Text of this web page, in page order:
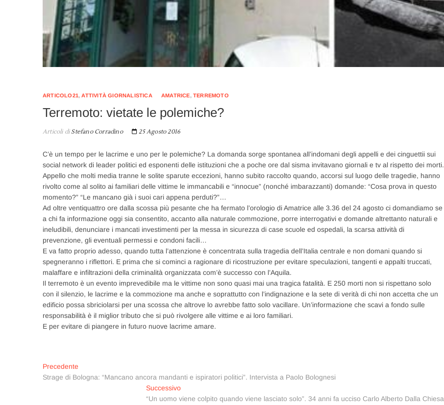
ARTICOLO21,ATTIVITÀ GIORNALISTICA AMATRICE,TERREMOTO
Terremoto: vietate le polemiche?
Articoli diStefano Corradino 25 Agosto 2016
C’è un tempo per le lacrime e uno per le polemiche? La domanda sorge spontanea all’indomani degli appelli e dei cinguettii sui
social network di leader politici ed esponenti delle istituzioni che a poche ore dal sisma invitavano giornali e tv al rispetto dei morti.
Appello che molti media tranne le solite sparute eccezioni, hanno subito raccolto quando, accorsi sul luogo delle tragedie, hanno
rivolto come al solito ai familiari delle vittime le immancabili e “innocue” (nonché imbarazzanti) domande: “Cosa prova in questo
momento?” “Le mancano già i suoi cari appena perduti?”…
Ad oltre ventiquattro ore dalla scossa più pesante che ha fermato l’orologio di Amatrice alle 3.36 del 24 agosto ci domandiamo se
a chi fa informazione oggi sia consentito, accanto alla naturale commozione, porre interrogativi e domande altrettanto naturali e
ineludibili, denunciare i mancati investimenti per la messa in sicurezza di case scuole ed ospedali, la scarsa attività di
prevenzione, gli eventuali permessi e condoni facili…
E va fatto proprio adesso, quando tutta l’attenzione è concentrata sulla tragedia dell’Italia centrale e non domani quando si
spegneranno i riflettori. E prima che si cominci a ragionare di ricostruzione per evitare speculazioni, tangenti e appalti truccati,
malaffare e infiltrazioni della criminalità organizzata com’è successo con l’Aquila.
Il terremoto è un evento imprevedibile ma le vittime non sono quasi mai una tragica fatalità. E 250 morti non si rispettano solo
con il silenzio, le lacrime e la commozione ma anche e soprattutto con l’indignazione e la sete di verità di chi non accetta che un
edificio possa sbriciolarsi per una scossa che altrove lo avrebbe fatto solo vacillare. Un’informazione che scavi a fondo sulle
responsabilità è il miglior tributo che si può rivolgere alle vittime e ai loro familiari.
E per evitare di piangere in futuro nuove lacrime amare.
Navigazione
articoli
Precedente
precedente:
Strage di Bologna: “Mancano ancora mandanti e ispiratori politici”. Intervista a Paolo Bolognesi
SuccessivoArticolo
successivo:
“Un uomo viene colpito quando viene lasciato solo”. 34 anni fa ucciso Carlo Alberto Dalla Chiesa